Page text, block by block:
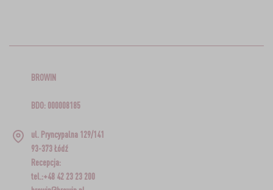
BROWIN
BDO: 000008185
ul. Pryncypalna 129/141
93-373 Łódź
Recepcja:
tel.:+48 42 23 23 200